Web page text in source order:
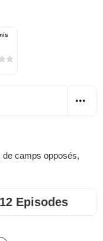
de camps opposés,
12 Episodes